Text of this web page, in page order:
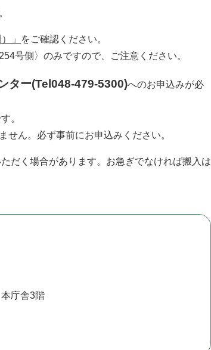
」
をご確認ください。
号側〉のみですので、ご注意ください。
ター(Tel048-479-5300)へのお申込みが必
。
ん。必ず事前にお申込みください。
だく場合があります。お急ぎでなければ搬入は
庁舎3階